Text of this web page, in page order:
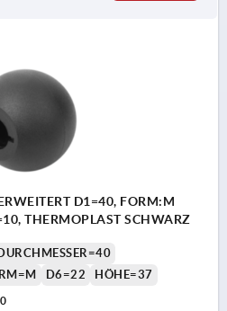
D1=40, FORM:M
THERMOPLAST SCHWARZ
D6=22 HÖHE=37